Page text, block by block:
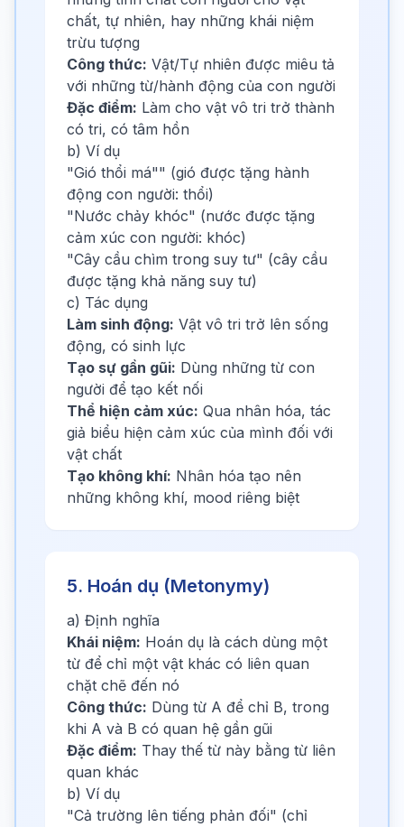
chất, tự nhiên, hay những khái niệm
trừu tượng
Công thức: Vật/Tự nhiên được miêu tả
với những từ/hành động của con người
Đặc điểm: Làm cho vật vô tri trở thành
có tri, có tâm hồn
b) Ví dụ
"Gió thổi má"" (gió được tặng hành
động con người: thổi)
"Nước chảy khóc" (nước được tặng
cảm xúc con người: khóc)
"Cây cầu chìm trong suy tư" (cây cầu
được tặng khả năng suy tư)
c) Tác dụng
Làm sinh động: Vật vô tri trở lên sống
động, có sinh lực
Tạo sự gần gũi: Dùng những từ con
người để tạo kết nối
Thể hiện cảm xúc: Qua nhân hóa, tác
giả biểu hiện cảm xúc của mình đối với
vật chất
Tạo không khí: Nhân hóa tạo nên
những không khí, mood riêng biệt
5. Hoán dụ (Metonymy)
a) Định nghĩa
Khái niệm: Hoán dụ là cách dùng một
từ để chỉ một vật khác có liên quan
chặt chẽ đến nó
Công thức: Dùng từ A để chỉ B, trong
khi A và B có quan hệ gần gũi
Đặc điểm: Thay thế từ này bằng từ liên
quan khác
b) Ví dụ
"Cả trường lên tiếng phản đối" (chỉ